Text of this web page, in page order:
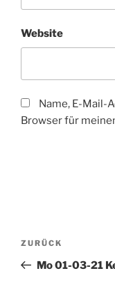
Website
Name, E-Mail-
Browser für
Vorheriger
Beitrag
ZURÜCK
Mo 01-03-21